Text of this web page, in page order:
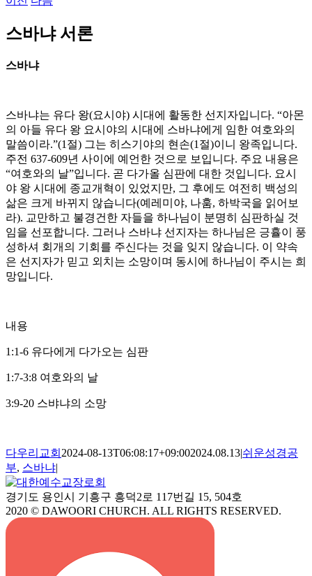
스바냐 서론
스바냐
스바냐는 유다 왕(요시야) 시대에 활동한 선지자입니다. “아몬
의 아들 유다 왕 요시야의 시대에 스바냐에게 임한 여호와의
말씀이라.”(1절) 그는 히스기야의 현손(1절)이니 왕족입니다.
주전 637-609년 사이에 예언한 것으로 보입니다. 주요 내용은
“여호와의 날”입니다. 곧 다가올 심판에 대한 것입니다. 요시
야 왕 시대에 종교개혁이 있었지만, 그 후에도 여전히 백성의
삶은 크게 바뀌지 않습니다(예레미야, 나훔, 하박국을 읽어보
라). 교만하고 불경건한 자들을 하나님이 분명히 심판하실 것
임을 선포합니다. 그러나 스바냐 선지자는 하나님은 긍휼이 풍
성하셔 회개의 기회를 주신다는 것을 잊지 않습니다. 이 약속
은 선지자가 믿고 외치는 소망이며 동시에 하나님이 주시는 희
망입니다.
내용
1:1-6 유다에게 다가오는 심판
1:7-3:8 여호와의 날
3:9-20 스뱌냐의 소망
다우리교회 2024-08-13T06:08:17+09:002024.08.13|쉬운성경공
부, 스바냐|
경기도 용인시 기흥구 흥덕2로 117번길 15, 504호
2020 © DAWOORI CHURCH. ALL RIGHTS RESERVED.
YouTube
Facebook
Cafe